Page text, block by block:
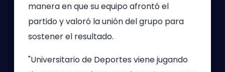
manera en que su equipo afrontó el
partido y valoró la unión del grupo para
sostener el resultado.
"Universitario de Deportes viene jugando